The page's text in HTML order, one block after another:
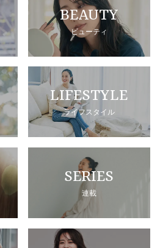
BEAUTY
ビューティ
LIFESTYLE
ライフスタイル
SERIES
連載